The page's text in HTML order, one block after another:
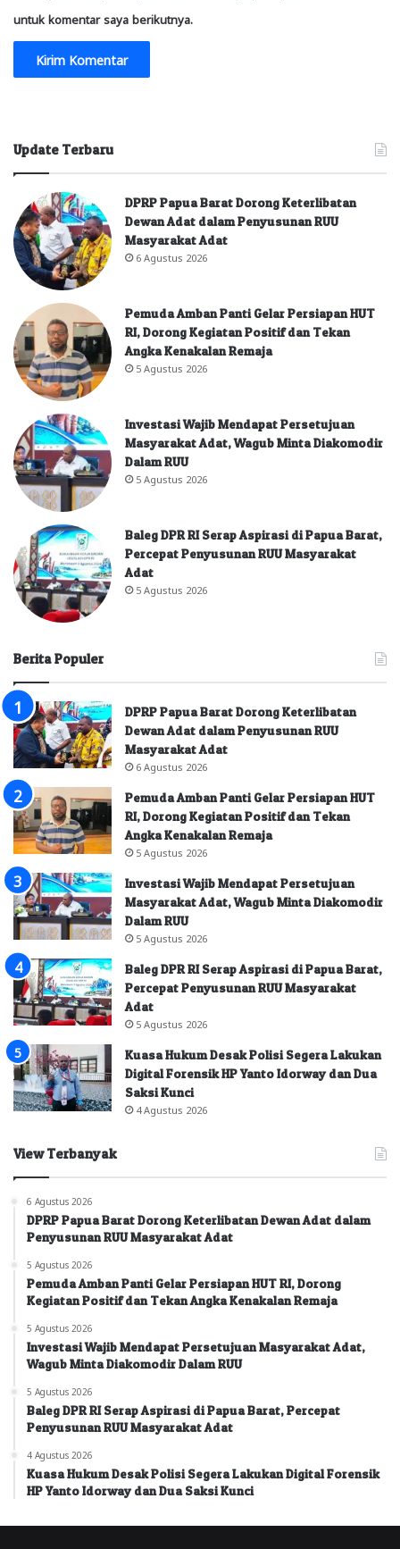
untuk komentar saya berikutnya.
Update Terbaru
DPRP Papua Barat Dorong Keterlibatan
Dewan Adat dalam Penyusunan RUU
Masyarakat Adat
6 Agustus 2026
Pemuda Amban Panti Gelar Persiapan HUT
RI, Dorong Kegiatan Positif dan Tekan
Angka Kenakalan Remaja
5 Agustus 2026
Investasi Wajib Mendapat Persetujuan
Masyarakat Adat, Wagub Minta Diakomodir
Dalam RUU
5 Agustus 2026
Baleg DPR RI Serap Aspirasi di Papua Barat,
Percepat Penyusunan RUU Masyarakat
Adat
5 Agustus 2026
Berita Populer
DPRP Papua Barat Dorong Keterlibatan
Dewan Adat dalam Penyusunan RUU
Masyarakat Adat
6 Agustus 2026
Pemuda Amban Panti Gelar Persiapan HUT
RI, Dorong Kegiatan Positif dan Tekan
Angka Kenakalan Remaja
5 Agustus 2026
Investasi Wajib Mendapat Persetujuan
Masyarakat Adat, Wagub Minta Diakomodir
Dalam RUU
5 Agustus 2026
Baleg DPR RI Serap Aspirasi di Papua Barat,
Percepat Penyusunan RUU Masyarakat
Adat
5 Agustus 2026
Kuasa Hukum Desak Polisi Segera Lakukan
Digital Forensik HP Yanto Idorway dan Dua
Saksi Kunci
4 Agustus 2026
View Terbanyak
6 Agustus 2026
DPRP Papua Barat Dorong Keterlibatan Dewan Adat dalam
Penyusunan RUU Masyarakat Adat
5 Agustus 2026
Pemuda Amban Panti Gelar Persiapan HUT RI, Dorong
Kegiatan Positif dan Tekan Angka Kenakalan Remaja
5 Agustus 2026
Investasi Wajib Mendapat Persetujuan Masyarakat Adat,
Wagub Minta Diakomodir Dalam RUU
5 Agustus 2026
Baleg DPR RI Serap Aspirasi di Papua Barat, Percepat
Penyusunan RUU Masyarakat Adat
4 Agustus 2026
Kuasa Hukum Desak Polisi Segera Lakukan Digital Forensik
HP Yanto Idorway dan Dua Saksi Kunci